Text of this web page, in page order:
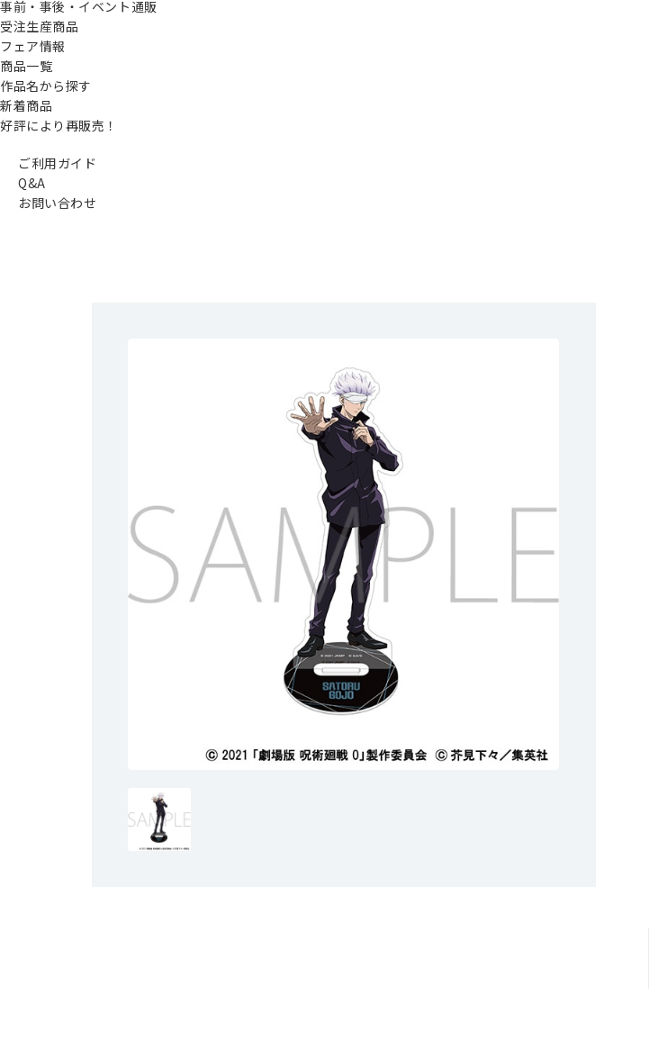
事前・事後・イベント通販
受注生産商品
フェア情報
商品一覧
作品名から探す
新着商品
好評により再販売！
ご利用ガイド
Q&A
お問い合わせ